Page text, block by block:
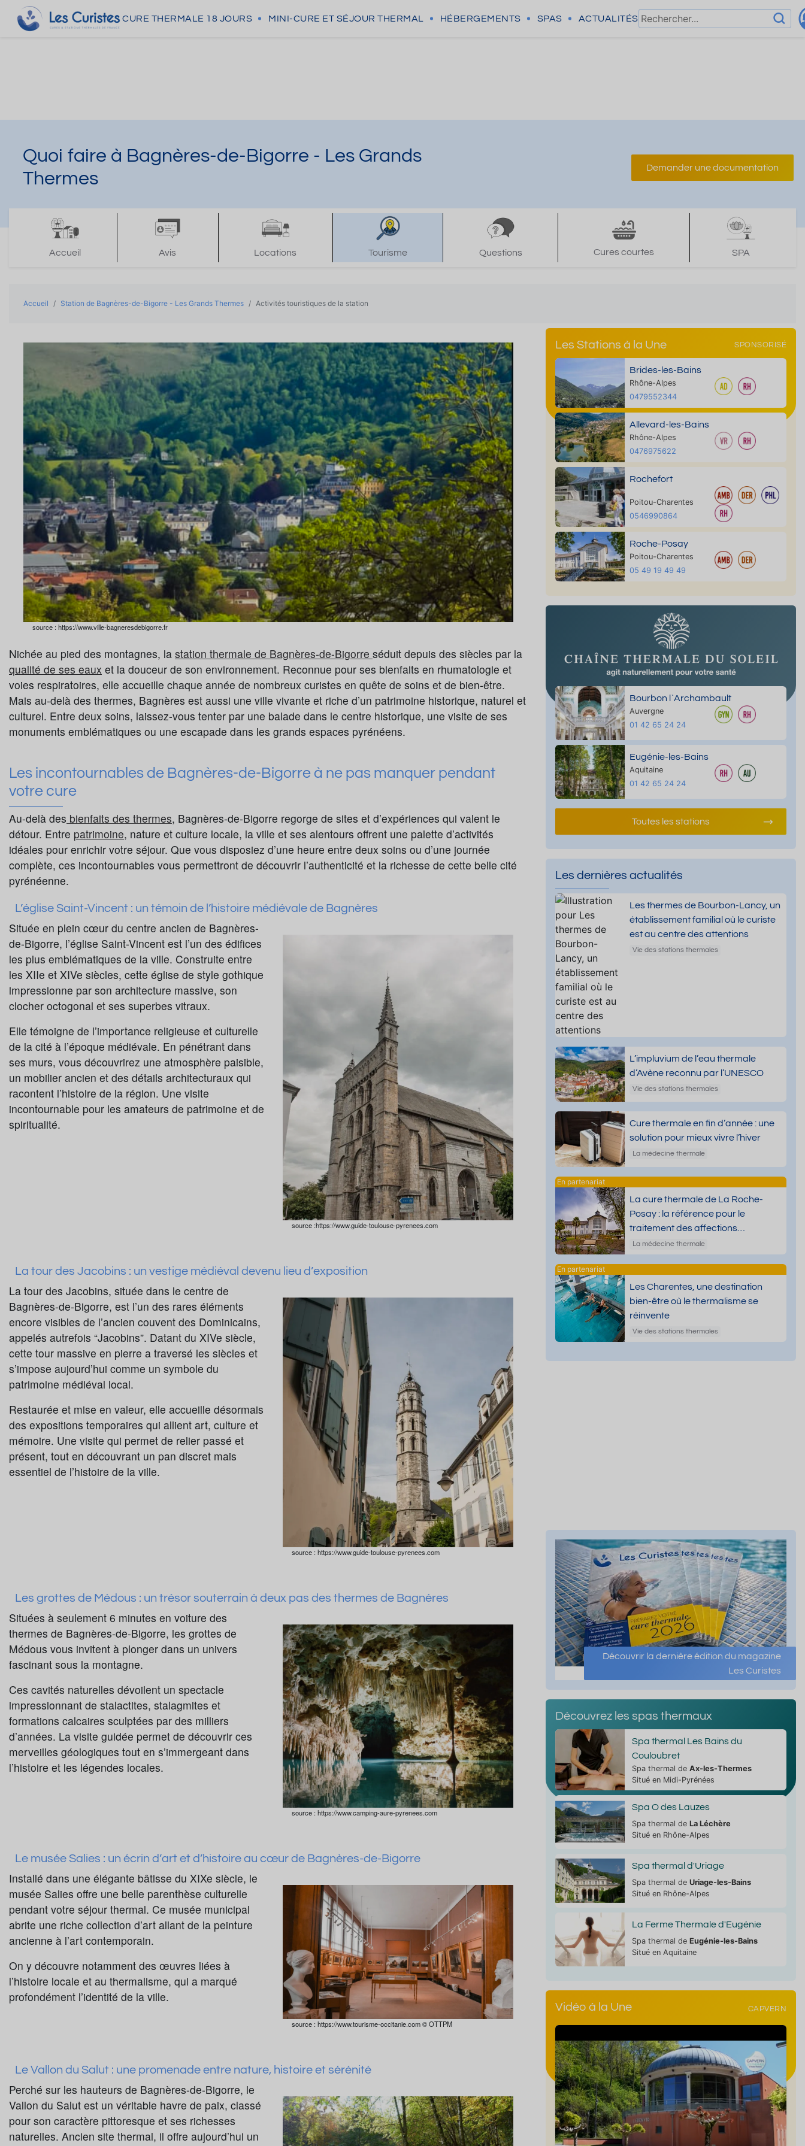
CURE THERMALE 18 JOURS MINI-CURE ET SÉJOUR THERMAL HÉBERGEMENTS SPAS ACTUALITÉS
Quoi faire à Bagnères-de-Bigorre - Les Grands
Thermes
Demander une documentation
Accueil Avis Locations Tourisme Questions Cures courtes SPA
Accueil Station de Bagnères-de-Bigorre - Les Grands Thermes Activités touristiques de la station
source : https://www.ville-bagneresdebigorre.fr
Nichée au pied des montagnes, la station thermale de Bagnères-de-Bigorre séduit depuis des siècles par la
qualité de ses eaux et la douceur de son environnement. Reconnue pour ses bienfaits en rhumatologie et
voies respiratoires, elle accueille chaque année de nombreux curistes en quête de soins et de bien-être.
Mais au-delà des thermes, Bagnères est aussi une ville vivante et riche d’un patrimoine historique, naturel et
culturel. Entre deux soins, laissez-vous tenter par une balade dans le centre historique, une visite de ses
monuments emblématiques ou une escapade dans les grands espaces pyrénéens.
Les incontournables de Bagnères-de-Bigorre à ne pas manquer pendant
votre cure
Au-delà des bienfaits des thermes, Bagnères-de-Bigorre regorge de sites et d’expériences qui valent le
détour. Entre patrimoine, nature et culture locale, la ville et ses alentours offrent une palette d’activités
idéales pour enrichir votre séjour. Que vous disposiez d’une heure entre deux soins ou d’une journée
complète, ces incontournables vous permettront de découvrir l’authenticité et la richesse de cette belle cité
pyrénéenne.
L’église Saint-Vincent : un témoin de l’histoire médiévale de Bagnères
Située en plein cœur du centre ancien de Bagnères-
de-Bigorre, l’église Saint-Vincent est l’un des édifices
les plus emblématiques de la ville. Construite entre
les XIIe et XIVe siècles, cette église de style gothique
impressionne par son architecture massive, son
clocher octogonal et ses superbes vitraux.
Elle témoigne de l’importance religieuse et culturelle
de la cité à l’époque médiévale. En pénétrant dans
ses murs, vous découvrirez une atmosphère paisible,
un mobilier ancien et des détails architecturaux qui
racontent l’histoire de la région. Une visite
incontournable pour les amateurs de patrimoine et de
spiritualité.
source :https://www.guide-toulouse-pyrenees.com
La tour des Jacobins : un vestige médiéval devenu lieu d’exposition
La tour des Jacobins, située dans le centre de
Bagnères-de-Bigorre, est l’un des rares éléments
encore visibles de l’ancien couvent des Dominicains,
appelés autrefois “Jacobins”. Datant du XIVe siècle,
cette tour massive en pierre a traversé les siècles et
s’impose aujourd’hui comme un symbole du
patrimoine médiéval local.
Restaurée et mise en valeur, elle accueille désormais
des expositions temporaires qui allient art, culture et
mémoire. Une visite qui permet de relier passé et
présent, tout en découvrant un pan discret mais
essentiel de l’histoire de la ville.
source : https://www.guide-toulouse-pyrenees.com
Les grottes de Médous : un trésor souterrain à deux pas des thermes de Bagnères
Situées à seulement 6 minutes en voiture des
thermes de Bagnères-de-Bigorre, les grottes de
Médous vous invitent à plonger dans un univers
fascinant sous la montagne.
Ces cavités naturelles dévoilent un spectacle
impressionnant de stalactites, stalagmites et
formations calcaires sculptées par des milliers
d’années. La visite guidée permet de découvrir ces
merveilles géologiques tout en s’immergeant dans
l’histoire et les légendes locales.
source : https://www.camping-aure-pyrenees.com
Le musée Salies : un écrin d’art et d’histoire au cœur de Bagnères-de-Bigorre
Installé dans une élégante bâtisse du XIXe siècle, le
musée Salies offre une belle parenthèse culturelle
pendant votre séjour thermal. Ce musée municipal
abrite une riche collection d’art allant de la peinture
ancienne à l’art contemporain.
On y découvre notamment des œuvres liées à
l’histoire locale et au thermalisme, qui a marqué
profondément l’identité de la ville.
source : https://www.tourisme-occitanie.com © OTTPM
Le Vallon du Salut : une promenade entre nature, histoire et sérénité
Perché sur les hauteurs de Bagnères-de-Bigorre, le
Vallon du Salut est un véritable havre de paix, classé
pour son caractère pittoresque et ses richesses
naturelles. Ancien site thermal, il offre aujourd’hui un
Les Stations à la Une SPONSORISÉ
Brides-les-Bains
Rhône-Alpes
0479552344
Allevard-les-Bains
Rhône-Alpes
0476975622
Rochefort
Poitou-Charentes
0546990864
Roche-Posay
Poitou-Charentes
05 49 19 49 49
Bourbon l`Archambault
Auvergne
01 42 65 24 24
Eugénie-les-Bains
Aquitaine
01 42 65 24 24
Toutes les stations
Les dernières actualités
Les thermes de Bourbon-Lancy, un
établissement familial où le curiste
est au centre des attentions
Vie des stations thermales
L’impluvium de l’eau thermale
d’Avène reconnu par l’UNESCO
Vie des stations thermales
Cure thermale en fin d’année : une
solution pour mieux vivre l’hiver
La médecine thermale
La cure thermale de La Roche-
Posay : la référence pour le
traitement des affections
dermatologiques
La médecine thermale
Les Charentes, une destination
bien-être où le thermalisme se
réinvente
Vie des stations thermales
Découvrir la dernière édition du magazine
Les Curistes
Découvrez les spas thermaux
Spa thermal Les Bains du
Couloubret
Spa thermal de Ax-les-Thermes
Situé en Midi-Pyrénées
Spa O des Lauzes
Spa thermal de La Léchère
Situé en Rhône-Alpes
Spa thermal d'Uriage
Spa thermal de Uriage-les-Bains
Situé en Rhône-Alpes
La Ferme Thermale d'Eugénie
Spa thermal de Eugénie-les-Bains
Situé en Aquitaine
Vidéo à la Une CAPVERN